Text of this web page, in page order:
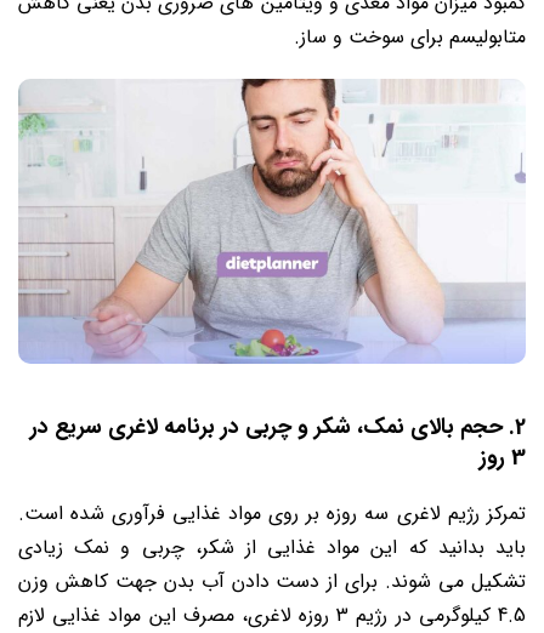
متابولیسم برای سوخت و ساز.
2. حجم بالای نمک، شکر و چربی در برنامه لاغری سریع در
3 روز
تمرکز رژیم لاغری سه روزه بر روی مواد غذایی فرآوری شده است.
باید بدانید که این مواد غذایی از شکر، چربی و نمک زیادی
تشکیل می شوند. برای از دست دادن آب بدن جهت کاهش وزن
4.5 کیلوگرمی در رژیم 3 روزه لاغری، مصرف این مواد غذایی لازم